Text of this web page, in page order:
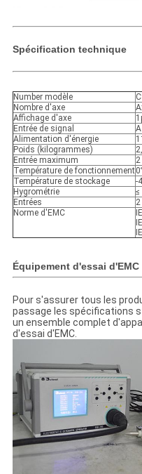
Spécification technique
Number modèle
Nombre d'axe
Affichage d'axe
Entrée de signal
Alimentation d'énergie
Poids (kilogrammes)
Entrée maximum
Température de fonctionnement
Température de stockage
-
Hygrométrie
≤
Entrées
Norme d'EMC
Équipement d'essai d'EMC
Pour s'assurer tous les
passage les spécifications
un ensemble complet
d'essai d'EMC.